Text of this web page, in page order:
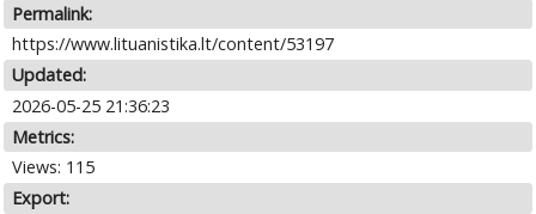
Permalink:
https://www.lituanistika.lt/content/53197
Updated:
2026-05-25 21:36:23
Metrics:
Views: 115
Export: